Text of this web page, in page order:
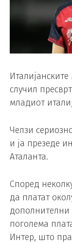
случил
младиот
Челзи
и ја презеде
Аталанта.
Според
да платат
дополнителни
поголема
Интер, што